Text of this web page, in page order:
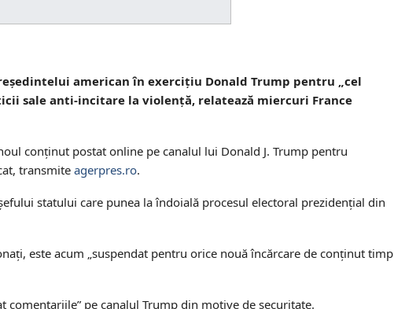
american în exerciţiu Donald Trump pentru „cel
sale anti-incitare la violenţă, relatează miercuri France
conţinut postat online pe canalul lui Donald J. Trump pentru
transmiteagerpres.ro.
statului care punea la îndoială procesul electoral prezidenţial din
este acum „suspendat pentru orice nouă încărcare de conţinut timp
pe canalul Trump din motive de securitate.